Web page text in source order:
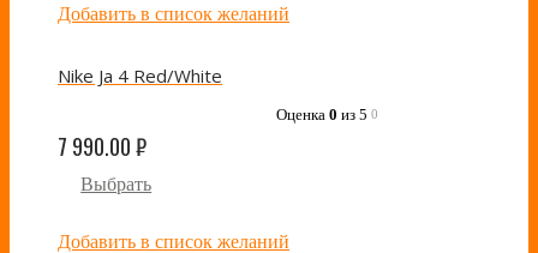
Добавить в список желаний
Nike Ja 4 Red/White
Оценка 0 из 5 0
7 990.00₽
Выбрать
Добавить в список желаний